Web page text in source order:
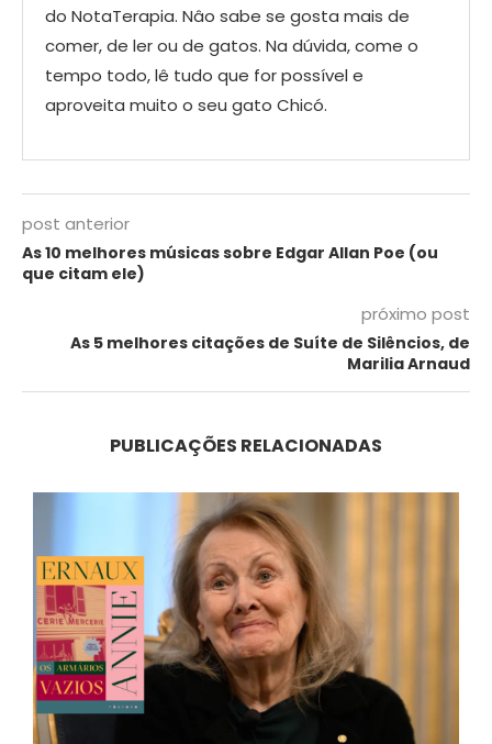
do NotaTerapia. Nâo sabe se gosta mais de
comer, de ler ou de gatos. Na dúvida, come o
tempo todo, lê tudo que for possível e
aproveita muito o seu gato Chicó.
post anterior
As 10 melhores músicas sobre Edgar Allan Poe (ou
que citam ele)
próximo post
As 5 melhores citações de Suíte de Silêncios, de
Marilia Arnaud
PUBLICAÇÕES RELACIONADAS